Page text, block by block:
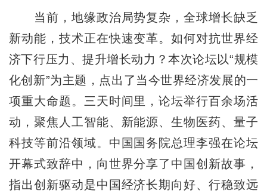
当前，地缘政治局势复杂，全球增长缺乏
新动能，技术正在快速变革。如何对抗世界经
济下行压力、提升增长动力？本次论坛以“规模
化创新”为主题，点出了当今世界经济发展的一
项重大命题。三天时间里，论坛举行百余场活
动，聚焦人工智能、新能源、生物医药、量子
科技等前沿领域。中国国务院总理李强在论坛
开幕式致辞中，向世界分享了中国创新故事，
指出创新驱动是中国经济长期向好、行稳致远